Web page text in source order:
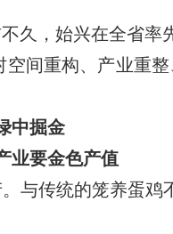
，始兴在全省率
间重构、产业重
掘金
要金色产值
传统的笼养蛋鸡